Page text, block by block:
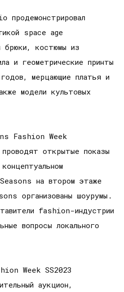
продемонстрировал
space age
брюки, костюмы из
и геометрические принты
мерцающие платья и
модели культовых
Fashion Week
проводят открытые показы
на втором этаже
организованы шоурумы.
fashion-индустрии
вопросы локального
Week SS2023
аукцион,